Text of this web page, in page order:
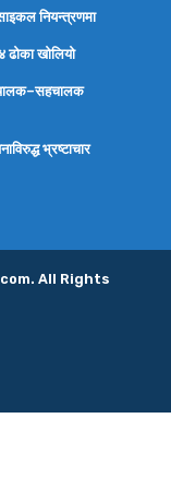
नियन्त्रणमा
ढोका खोलियो
भ्रष्टाचार
All Rights